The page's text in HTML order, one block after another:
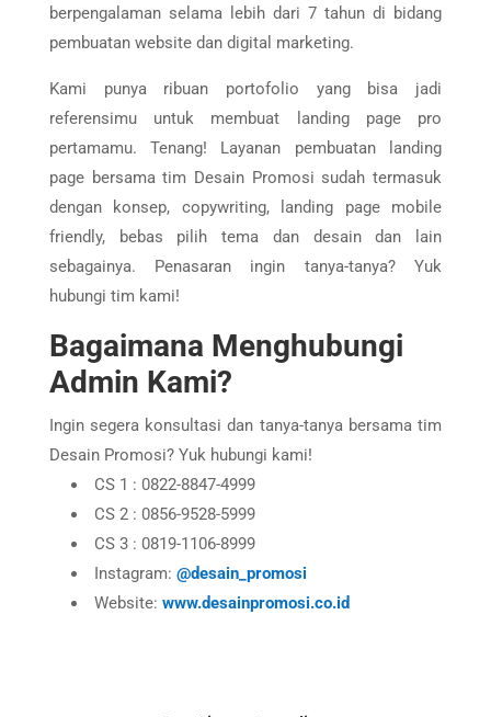
berpengalaman selama lebih dari 7 tahun di bidang
pembuatan website dan digital marketing.
Kami punya ribuan portofolio yang bisa jadi
referensimu untuk membuat landing page pro
pertamamu. Tenang! Layanan pembuatan landing
page bersama tim Desain Promosi sudah termasuk
dengan konsep, copywriting, landing page mobile
friendly, bebas pilih tema dan desain dan lain
sebagainya. Penasaran ingin tanya-tanya? Yuk
hubungi tim kami!
Bagaimana Menghubungi
Admin Kami?
Ingin segera konsultasi dan tanya-tanya bersama tim
Desain Promosi? Yuk hubungi kami!
CS 1 : 0822-8847-4999
CS 2 : 0856-9528-5999
CS 3 : 0819-1106-8999
Instagram: @desain_promosi
Website: www.desainpromosi.co.id